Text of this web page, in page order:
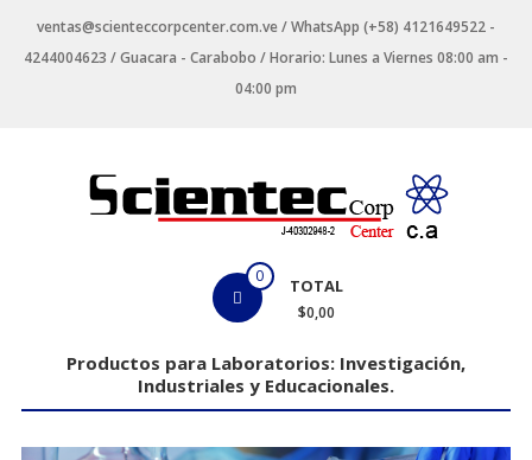
contenido
ventas@scienteccorpcenter.com.ve / WhatsApp (+58) 4121649522 -
4244004623 / Guacara - Carabobo / Horario: Lunes a Viernes 08:00 am -
04:00 pm
Laboratorios
Industriales
y
0 TOTAL
$0,00
Productos para Laboratorios: Investigación,
Industriales y Educacionales.